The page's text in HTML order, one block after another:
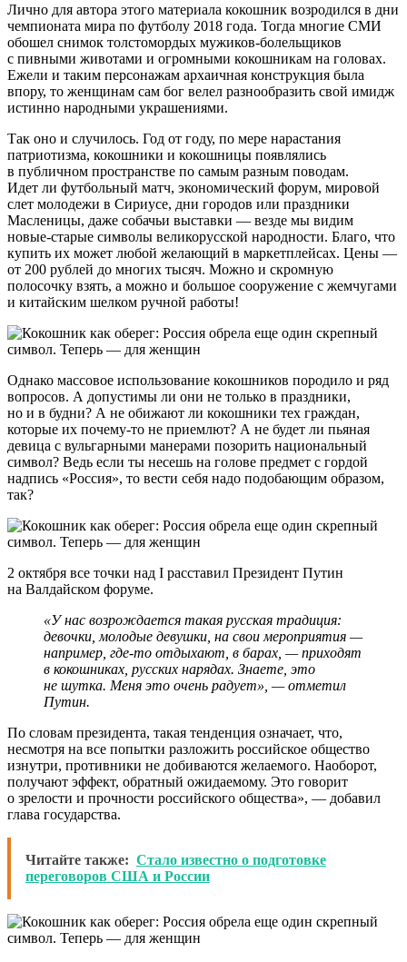
Лично для автора этого материала кокошник возродился в дни
чемпионата мира по футболу 2018 года. Тогда многие СМИ
обошел снимок толстомордых мужиков-болельщиков
с пивными животами и огромными кокошникам на головах.
Ежели и таким персонажам архаичная конструкция была
впору, то женщинам сам бог велел разнообразить свой имидж
истинно народными украшениями.
Так оно и случилось. Год от году, по мере нарастания
патриотизма, кокошники и кокошницы появлялись
в публичном пространстве по самым разным поводам.
Идет ли футбольный матч, экономический форум, мировой
слет молодежи в Сириусе, дни городов или праздники
Масленицы, даже собачьи выставки — везде мы видим
новые-старые символы великорусской народности. Благо, что
купить их может любой желающий в маркетплейсах. Цены —
от 200 рублей до многих тысяч. Можно и скромную
полосочку взять, а можно и большое сооружение с жемчугами
и китайским шелком ручной работы!
Однако массовое использование кокошников породило и ряд
вопросов. А допустимы ли они не только в праздники,
но и в будни? А не обижают ли кокошники тех граждан,
которые их почему-то не приемлют? А не будет ли пьяная
девица с вульгарными манерами позорить национальный
символ? Ведь если ты несешь на голове предмет с гордой
надпись «Россия», то вести себя надо подобающим образом,
так?
2 октября все точки над I расставил Президент Путин
на Валдайском форуме.
«У нас возрождается такая русская традиция:
девочки, молодые девушки, на свои мероприятия —
например, где-то отдыхают, в барах, — приходят
в кокошниках, русских нарядах. Знаете, это
не шутка. Меня это очень радует», — отметил
Путин.
По словам президента, такая тенденция означает, что,
несмотря на все попытки разложить российское общество
изнутри, противники не добиваются желаемого. Наоборот,
получают эффект, обратный ожидаемому. Это говорит
о зрелости и прочности российского общества», — добавил
глава государства.
Читайте также: Стало известно о подготовке
переговоров США и России